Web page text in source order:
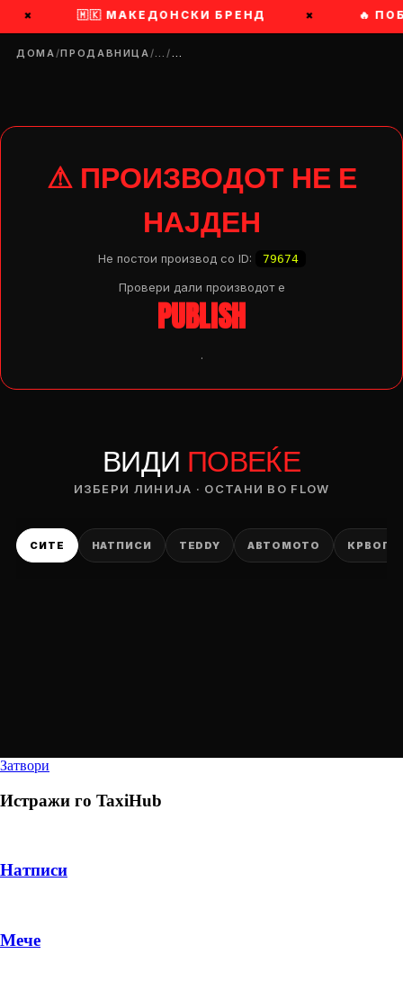
× 🇲🇰 МАКЕДОНСКИ БРЕНД × 🔥
ДОМА/ПРОДАВНИЦА/…/…
⚠ ПРОИЗВОДОТ НЕ Е
НАЈДЕН
Не постои производ со ID: 79674
Провери дали производот e
PUBLISH
.
ВИДИ ПОВЕЌЕ
ИЗБЕРИ ЛИНИЈА · ОСТАНИ ВО FLOW
СИТЕ НАТПИСИ TEDDY АВТОМОТО
Затвори
Истражи го TaxiHub
Натписи
Мече